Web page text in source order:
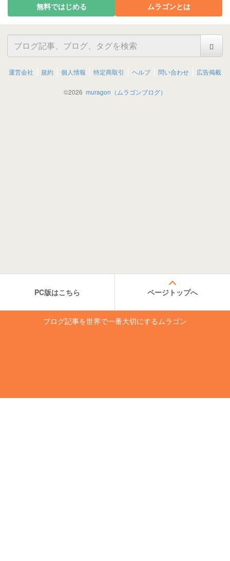
無料ではじめる ムラゴンとは
運営会社 規約 個人情報 特定商取引 ヘルプ 問い合わせ 広告掲載
©2026 muragon（ムラゴンブログ）
PC版はこちら ページトップへ
ブログ記事を世界で一番大切にするムラゴン